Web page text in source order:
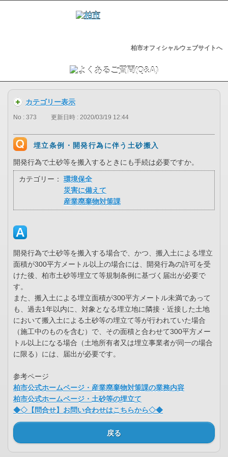
柏市オフィシャルウェブサイトへ
カテゴリー表示
No : 373 更新日時 : 2020/03/19 12:44
埋立条例・開発行為に伴う土砂搬入
開発行為で土砂等を搬入するときにも手続は必要ですか。
カテゴリー：
環境保全
災害に備えて
産業廃棄物対策課
開発行為で土砂等を搬入する場合で、かつ、搬入土による埋立
面積が300平方メートル以上の場合には、開発行為の許可を受
けた後、柏市土砂等埋立て等規制条例に基づく届出が必要で
す。
また、搬入土による埋立面積が300平方メートル未満であって
も、過去1年以内に、対象となる埋立地に隣接・近接した土地
において搬入土による土砂等の埋立て等が行われていた場合
（施工中のものを含む）で、その面積と合わせて300平方メー
トル以上になる場合（土地所有者又は埋立事業者が同一の場合
に限る）には、届出が必要です。
参考ページ
柏市公式ホームページ・産業廃棄物対策課の業務内容
柏市公式ホームページ・土砂等の埋立て
◆◇【問合せ】お問い合わせはこちらから◇◆
戻る